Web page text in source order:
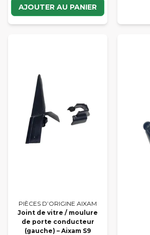
AJOUTER AU PANIER
PIÈCES D’ORIGINE AIXAM
Joint de vitre / moulure
de porte conducteur
(gauche) – Aixam S9